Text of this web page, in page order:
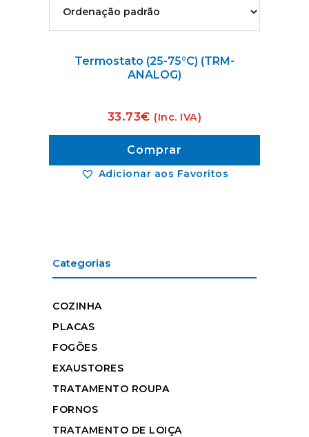
Adicionar aos Favoritos
Termostato (25-75°C) (TRM-
ANALOG)
33.73€ (Inc. IVA)
Comprar
Categorias
COZINHA
PLACAS
FOGÕES
EXAUSTORES
TRATAMENTO ROUPA
FORNOS
TRATAMENTO DE LOIÇA